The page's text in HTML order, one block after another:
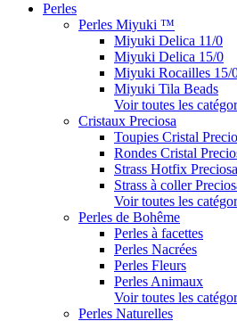
Perles
Perles Miyuki ™
Miyuki Delica 11/0
Miyuki Delica 15/0
Miyuki Rocailles 15/
Miyuki Tila Beads
Voir toutes les
Cristaux Preciosa
Toupies Cristal
Rondes Cristal
Strass Hotfix Preciosa
Strass à coller
Voir toutes les
Perles de Bohême
Perles à facettes
Perles Nacrées
Perles Fleurs
Perles Animaux
Voir toutes les
Perles Naturelles